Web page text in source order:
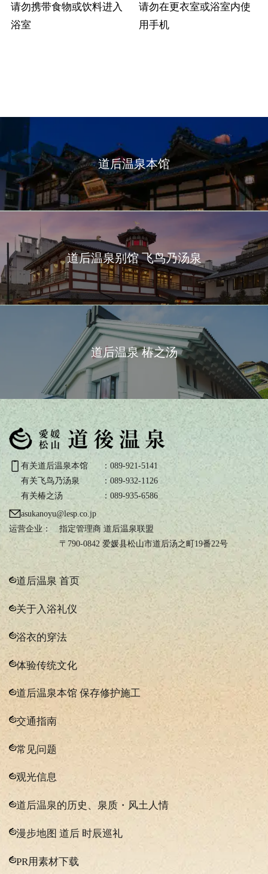
请勿携带食物或饮料进入
浴室
请勿在更衣室或浴室内使
用手机
道后温泉本馆
道后温泉别馆 飞鸟乃汤泉
道后温泉 椿之汤
有关道后温泉本馆
：089-921-5141
有关飞鸟乃汤泉
：089-932-1126
有关椿之汤
：089-935-6586
asukanoyu@lesp.co.jp
运营企业：
指定管理商 道后温泉联盟
〒790-0842 爱媛县松山市道后汤之町19番22号
道后温泉 首页
关于入浴礼仪
浴衣的穿法
体验传统文化
道后温泉本馆 保存修护施工
交通指南
常见问题
观光信息
道后温泉的历史、泉质・风土人情
漫步地图 道后 时辰巡礼
PR用素材下载